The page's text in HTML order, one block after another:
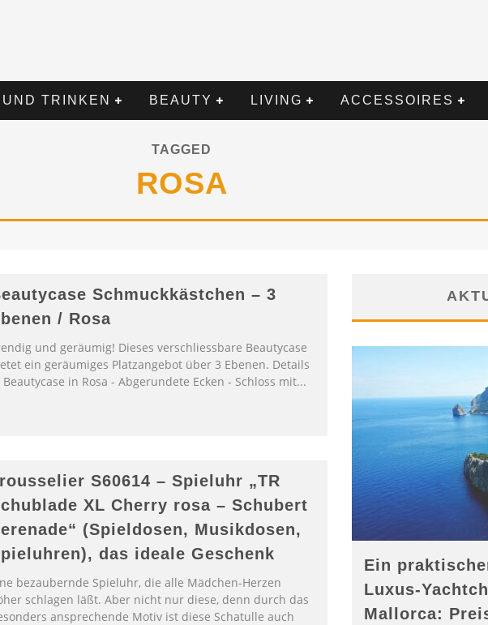
TRINKEN BEAUTY LIVING ACCESSOIRES
TAGGED
ROSA
Schmuckkästchen – 3
/ Rosa
und geräumig! Dieses verschliessbare Beautycase
ein geräumiges Platzangebot über 3 Ebenen. Details
Beautycase in Rosa - Abgerundete Ecken - Schloss mit...
S60614 – Spieluhr „TR
XL Cherry rosa – Schubert
(Spieldosen, Musikdosen,
das ideale Geschenk
bezaubernde Spieluhr, die alle Mädchen-Herzen
schlagen läßt. Aber nicht nur diese, denn durch das
ansprechende Motiv ist diese Schatulle auch
Ein
Luxus-
Mallorca: